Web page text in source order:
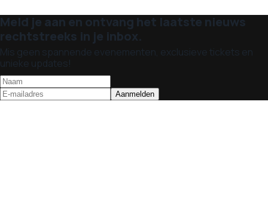
Meld je aan en ontvang het laatste nieuws
rechtstreeks in je inbox.
Mis geen spannende evenementen, exclusieve tickets en
unieke updates!